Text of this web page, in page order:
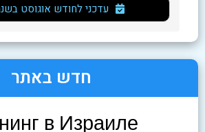
2026 עדכני לחודש אוגוסט
חדש באתר
в Израиле